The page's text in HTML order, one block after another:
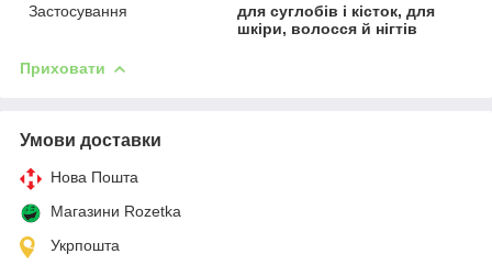
Застосування
для суглобів і кісток, для
шкіри, волосся й нігтів
Приховати
Умови доставки
Нова Пошта
Магазини Rozetka
Укрпошта